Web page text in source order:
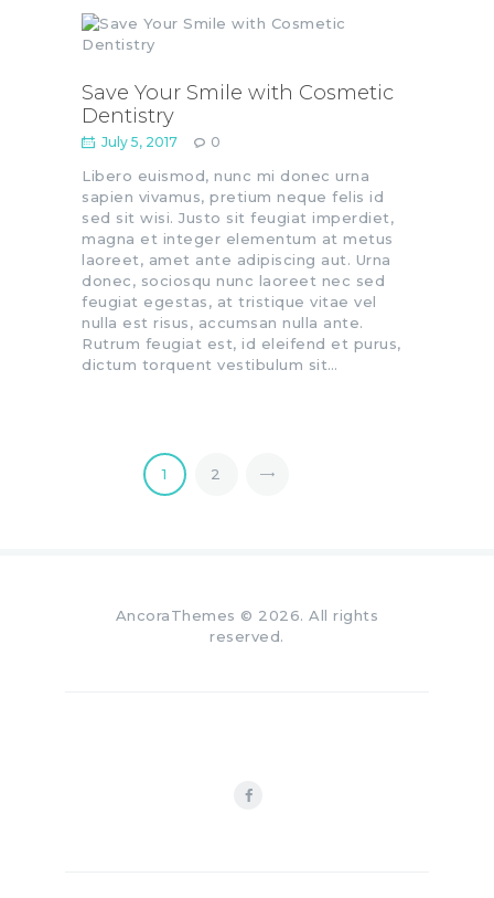
Save Your Smile with Cosmetic
Dentistry
July 5, 2017 0
Libero euismod, nunc mi donec urna
sapien vivamus, pretium neque felis id
sed sit wisi. Justo sit feugiat imperdiet,
magna et integer elementum at metus
laoreet, amet ante adipiscing aut. Urna
donec, sociosqu nunc laoreet nec sed
feugiat egestas, at tristique vitae vel
nulla est risus, accumsan nulla ante.
Rutrum feugiat est, id eleifend et purus,
dictum torquent vestibulum sit…
1 2
>
AncoraThemes © 2026. All rights
reserved.